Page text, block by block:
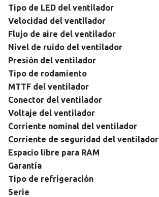
Tipo de LED del ventilador
Velocidad del ventilador
Flujo de aire del ventilador
Nivel de ruido del ventilador
Presión del ventilador
Tipo de rodamiento
MTTF del ventilador
Conector del ventilador
Voltaje del ventilador
Corriente nominal del ventilador
Corriente de seguridad del ventilador
Espacio libre para RAM
Garantía
Tipo de refrigeración
Serie